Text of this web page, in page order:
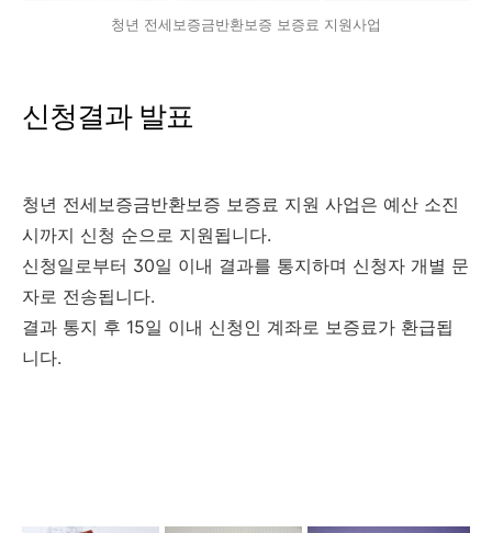
청년 전세보증금반환보증 보증료 지원사업
신청결과 발표
청년 전세보증금반환보증 보증료 지원 사업은 예산 소진
시까지 신청 순으로 지원됩니다.
신청일로부터 30일 이내 결과를 통지하며 신청자 개별 문
자로 전송됩니다.
결과 통지 후 15일 이내 신청인 계좌로 보증료가 환급됩
니다.